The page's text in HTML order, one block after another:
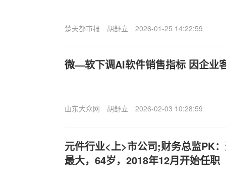
楚天都市报 胡舒立 2026-01-25 14:22:59
微—软下调AI软件销售指标 因企业
山东大众网 胡舒立 2026-02-03 10:28:59
元件行业<上>市公司;财务总监PK
最大，64岁，2018年12月开始任职